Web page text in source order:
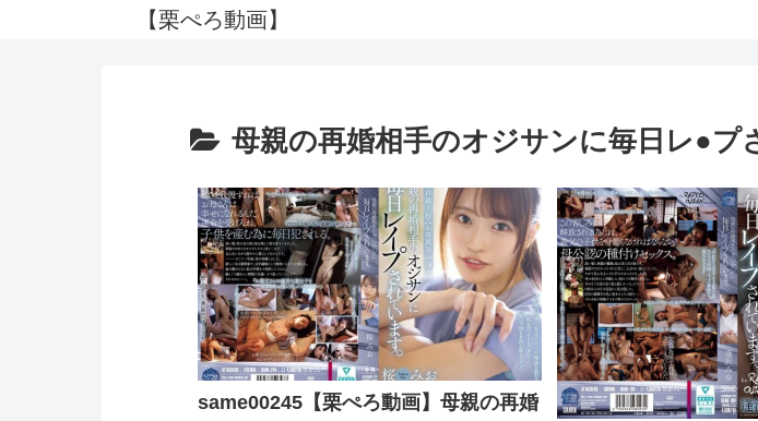
【栗ぺろ動画】
母親の再婚相手のオジサンに毎日レ●プ
same00245【栗ぺろ動画】母親の再婚